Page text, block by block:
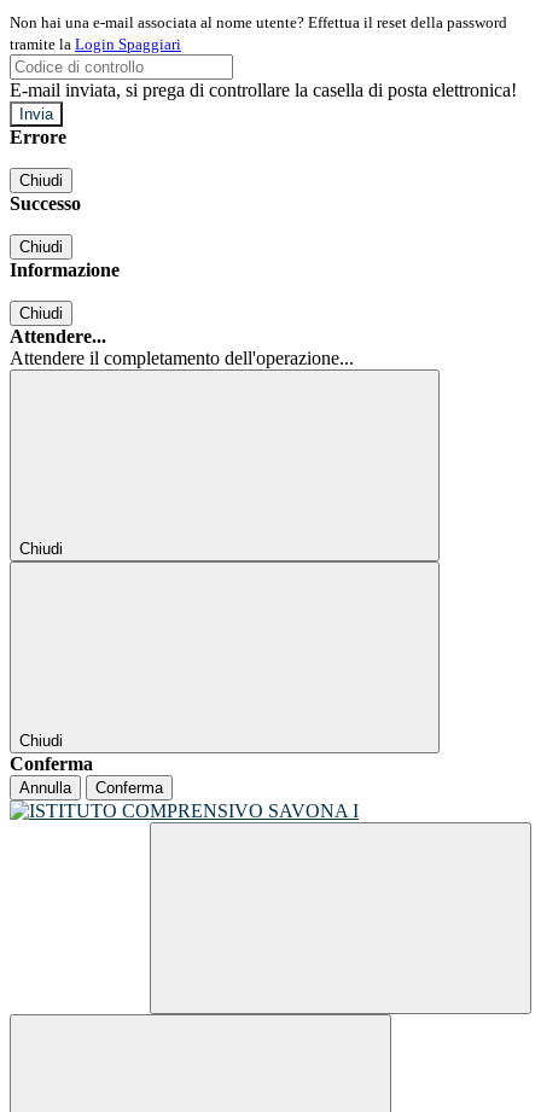
Non hai una e-mail associata al nome utente? Effettua il reset della password
tramite la Login Spaggiari
E-mail inviata, si prega di controllare la casella di posta elettronica!
Errore
Chiudi
Successo
Chiudi
Informazione
Chiudi
Attendere...
Attendere il completamento dell'operazione...
Chiudi
Chiudi
Conferma
Annulla Conferma